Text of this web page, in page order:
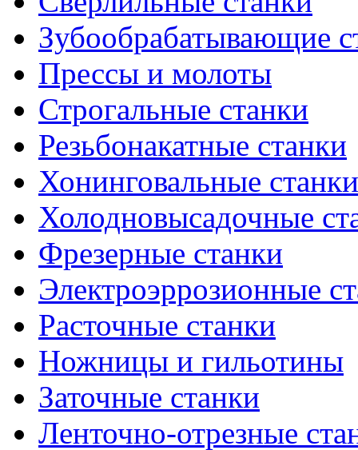
Зубообрабатывающие
Прессы и молоты
Строгальные станки
Резьбонакатные станки
Хонинговальные станки
Холодновысадочные
Фрезерные станки
Электроэррозионные
Расточные станки
Ножницы и гильотины
Заточные станки
Ленточно-отрезные